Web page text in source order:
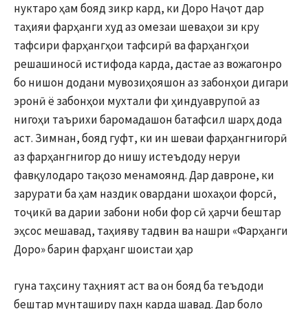
нуктаро ҳам бояд зикр кард, ки Доро Наҷот дар
таҳияи фарҳанги худ аз омезаи шеваҳои зи кру
тафсири фарҳангҳои тафсирӣ ва фарҳангҳои
решашиносӣ истифода карда, дастае аз вожагонро
бо нишон додани мувозиҳояшон аз забонҳои дигари
эронӣ ё забонҳои мухтали фи ҳиндуаврупоӣ аз
нигоҳи таърихи баромадашон батафсил шарҳ дода
аст. Зимнан, бояд гуфт, ки ин шеваи фарҳангнигорӣ
аз фарҳангнигор до нишу истеъдоду неруи
фавқулодаро тақозо менамоянд. Дар давроне, ки
зарурати ба ҳам наздик овардани шохаҳои форсӣ,
тоҷикӣ ва дарии забони ноби фор сӣ ҳарчи бештар
эҳсос мешавад, таҳияву тадвин ва нашри «Фарҳанги
Доро» барин фарҳанг шоистаи ҳар
гуна таҳсину таҳният аст ва он бояд ба теъдоди
бештар мунташиру паҳн карда шавад. Дар боло